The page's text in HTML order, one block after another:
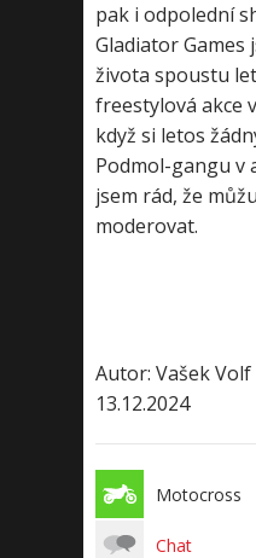
pak i odpolední
Gladiator Games
života spoustu
freestylová akce
když si letos
Podmol-gangu v
jsem rád, že
moderovat.
Autor: Vašek Volf
13.12.2024
Motocross
Chat